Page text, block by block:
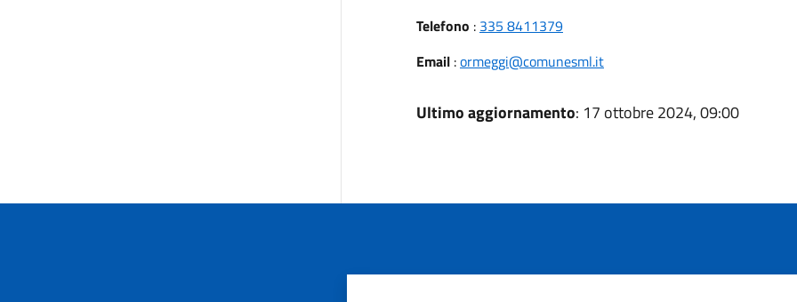
Telefono : 335 8411379
Email:ormeggi@comunesml.it
Ultimo aggiornamento: 17 ottobre 2024, 09:00